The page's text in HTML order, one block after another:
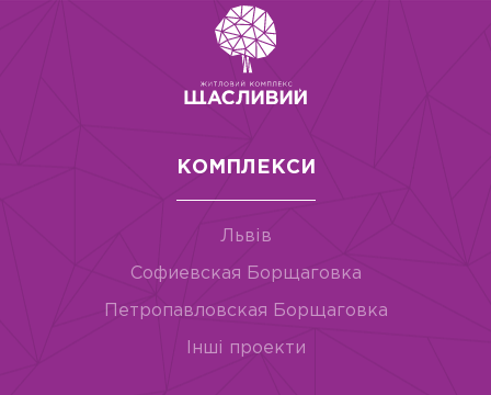
КОМПЛЕКСИ
Львів
Софиевская Борщаговка
Петропавловская Борщаговка
Інші проекти